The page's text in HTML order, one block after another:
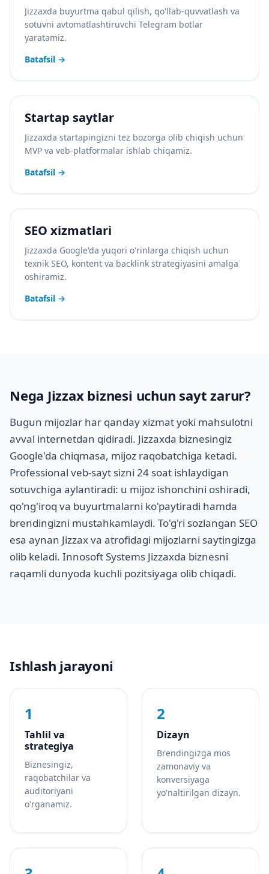
Jizzaxda buyurtma qabul qilish, qo'llab-quvvatlash va
sotuvni avtomatlashtiruvchi Telegram botlar
yaratamiz.
Batafsil →
Startap saytlar
Jizzaxda startapingizni tez bozorga olib chiqish uchun
MVP va veb-platformalar ishlab chiqamiz.
Batafsil →
SEO xizmatlari
Jizzaxda Google'da yuqori o'rinlarga chiqish uchun
texnik SEO, kontent va backlink strategiyasini amalga
oshiramiz.
Batafsil →
Nega Jizzax biznesi uchun sayt zarur?
Bugun mijozlar har qanday xizmat yoki mahsulotni
avval internetdan qidiradi. Jizzaxda biznesingiz
Google'da chiqmasa, mijoz raqobatchiga ketadi.
Professional veb-sayt sizni 24 soat ishlaydigan
sotuvchiga aylantiradi: u mijoz ishonchini oshiradi,
qo'ng'iroq va buyurtmalarni ko'paytiradi hamda
brendingizni mustahkamlaydi. To'g'ri sozlangan SEO
esa aynan Jizzax va atrofidagi mijozlarni saytingizga
olib keladi. Innosoft Systems Jizzaxda biznesni
raqamli dunyoda kuchli pozitsiyaga olib chiqadi.
Ishlash jarayoni
1
Tahlil va
strategiya
Biznesingiz,
raqobatchilar va
auditoriyani
o'rganamiz.
2
Dizayn
Brendingizga mos
zamonaviy va
konversiyaga
yo'naltirilgan dizayn.